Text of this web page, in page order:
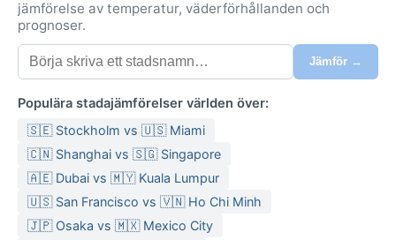
jämförelse av temperatur, väderförhållanden och
prognoser.
Jämför →
Populära stadajämförelser världen över:
🇸🇪 Stockholm vs 🇺🇸 Miami
🇨🇳 Shanghai vs 🇸🇬 Singapore
🇦🇪 Dubai vs 🇲🇾 Kuala Lumpur
🇺🇸 San Francisco vs 🇻🇳 Ho Chi Minh
🇯🇵 Osaka vs 🇲🇽 Mexico City